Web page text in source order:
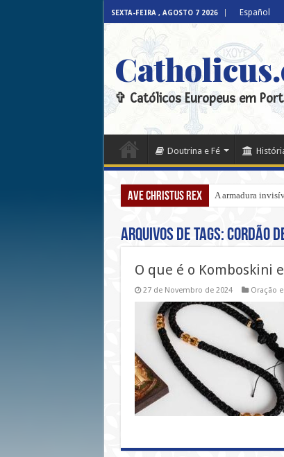
SEXTA-FEIRA , AGOSTO 7 2026 Español
✞ Católicos Europeus em
Doutrina e Fé
Ave Christus Rex A armadura
Arquivos de tags:cordão
O que é o Komboskini
27 de Novembro de 2024 Oração